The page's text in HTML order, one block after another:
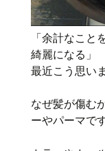
「余計なこと
綺麗になる」
最近こう思い
なぜ髪が傷む
ーやパーマで